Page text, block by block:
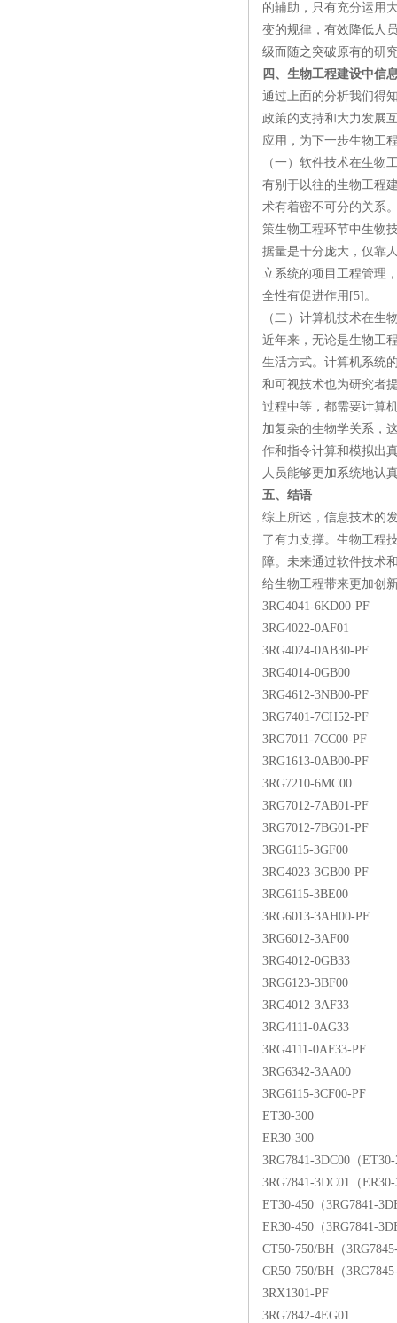
的辅助，只有充分运用
变的规律，有效降低人
级而随之突破原有的研
四、生物工程建设中信
通过上面的分析我们得
政策的支持和大力发展
应用，为下一步生物工
（一）软件技术在生物
有别于以往的生物工程
术有着密不可分的关系
策生物工程环节中生物
据量是十分庞大，仅靠
立系统的项目工程管理
全性有促进作用[5]。
（二）计算机技术在生
近年来，无论是生物工
生活方式。计算机系统
和可视技术也为研究者
过程中等，都需要计算
加复杂的生物学关系，
作和指令计算和模拟出
人员能够更加系统地认
五、结语
综上所述，信息技术的
了有力支撑。生物工程
障。未来通过软件技术
给生物工程带来更加创
3RG4041-6KD00-PF
3RG4022-0AF01
3RG4024-0AB30-PF
3RG4014-0GB00
3RG4612-3NB00-PF
3RG7401-7CH52-PF
3RG7011-7CC00-PF
3RG1613-0AB00-PF
3RG7210-6MC00
3RG7012-7AB01-PF
3RG7012-7BG01-PF
3RG6115-3GF00
3RG4023-3GB00-PF
3RG6115-3BE00
3RG6013-3AH00-PF
3RG6012-3AF00
3RG4012-0GB33
3RG6123-3BF00
3RG4012-3AF33
3RG4111-0AG33
3RG4111-0AF33-PF
3RG6342-3AA00
3RG6115-3CF00-PF
ET30-300
ER30-300
3RG7841-3DC00（
3RG7841-3DC01（
ET30-450（3RG7841-
ER30-450（3RG7841-
CT50-750/BH（
CR50-750/BH（
3RX1301-PF
3RG7842-4EG01